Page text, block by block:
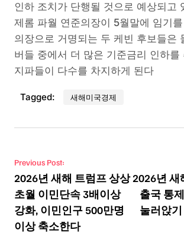
인하 조치가 단행될 것으로 예상되고
제롬 파월 연준의장이 5월말에 임기
의장으로 거명되는 두 케빈 후보들은
버들 중에서 더 많은 기준금리 인하를
지파들이 다수를 차지하게 된다
Tagged: 새해미국경제
Post navigation
Previous Post:
2026년 새해 트럼프 상상
초월 이민단속 3배이상
강화, 이민인구 500만명
이상 축소한다
2026년 새
출국 통
눌러앉